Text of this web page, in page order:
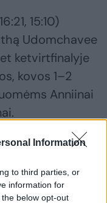
Information
to third parties, or
information for
below opt-out
15:10)
Udomchavee
ketvirtfinalyje
kovos 1–2
Anniinai
ir A.
reitingo